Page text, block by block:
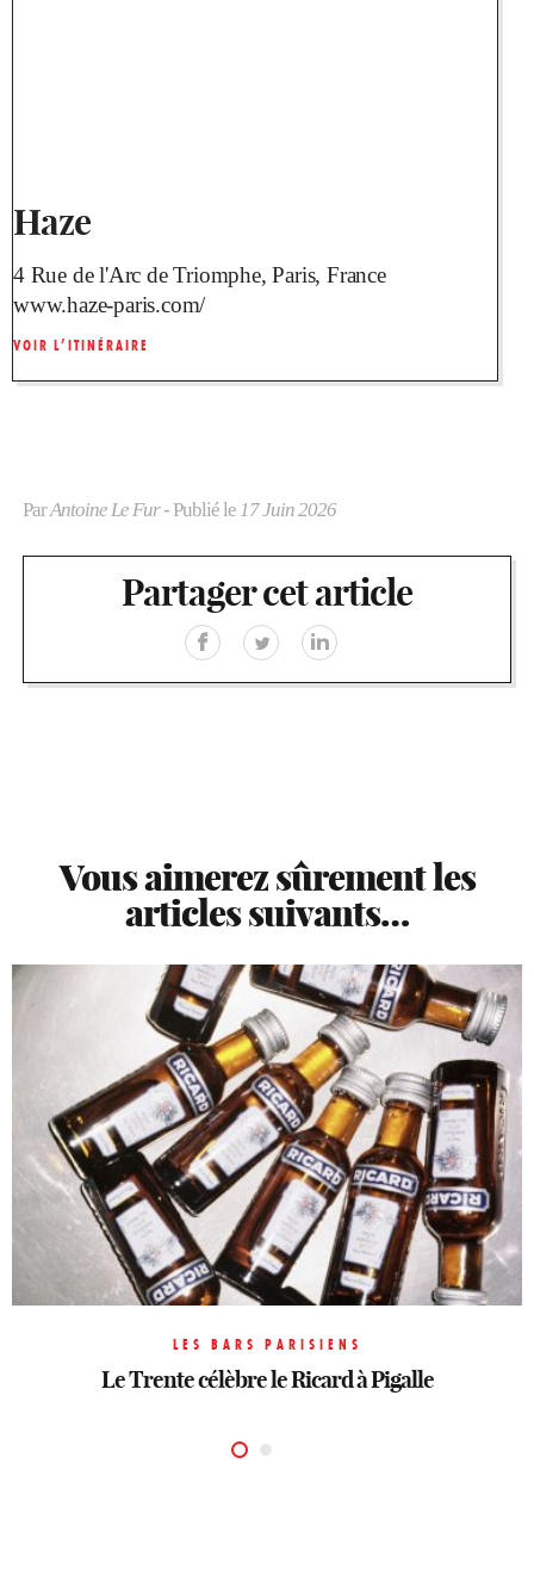
Haze
4 Rue de l'Arc de Triomphe, Paris, France
www.haze-paris.com/
VOIR L’ITINÉRAIRE
ParAntoine Le Fur- Publié le 17 Juin 2026
Partager cet article
Vous aimerez sûrement les
articles suivants…
LES BARS PARISIENS
Le Trente célèbre le Ricard à Pigalle
LES BARS PARISIENS
Live music et cocktails de folie au bar du
Burgundy